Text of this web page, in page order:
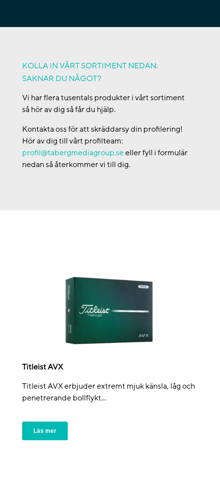
KOLLA IN VÅRT SORTIMENT NEDAN.
SAKNAR DU NÅGOT?
Vi har flera tusentals produkter i vårt sortiment
så hör av dig så får du hjälp.
Kontakta oss för att skräddarsy din profilering!
Hör av dig till vårt profilteam:
profil@tabergmediagroup.seeller fyll i formulär
nedan så återkommer vi till dig.
Titleist AVX
Titleist AVX erbjuder extremt mjuk känsla, låg och
penetrerande bollflykt...
Läs mer